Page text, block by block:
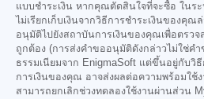
แบบชำระเงิน หากคุณตัดสินใจที่จะซื้อ ในระ
ไม่เรียกเก็บเงินจากวิธีการชำระเงินของคุ
อนุมัติไปยังสถาบันการเงินของคุณเพื่อตรว
ถูกต้อง (การส่งคำขออนุมัติดังกล่าวไม่ใช่คำ
ธรรมเนียมจาก EnigmaSoft แต่ขึ้นอยู่กับวิ
การเงินของคุณ อาจส่งผลต่อความพร้อมใ
สามารถยกเลิกช่วงทดลองใช้งานผ่านส่วน